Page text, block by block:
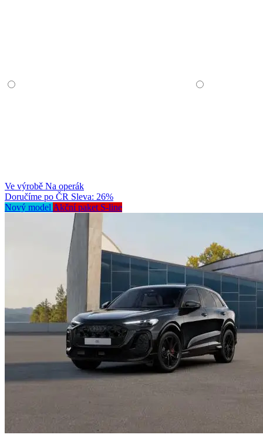
Ve výrobě Na operák
Doručíme po ČR Sleva: 26%
Nový model Akční paket S-line